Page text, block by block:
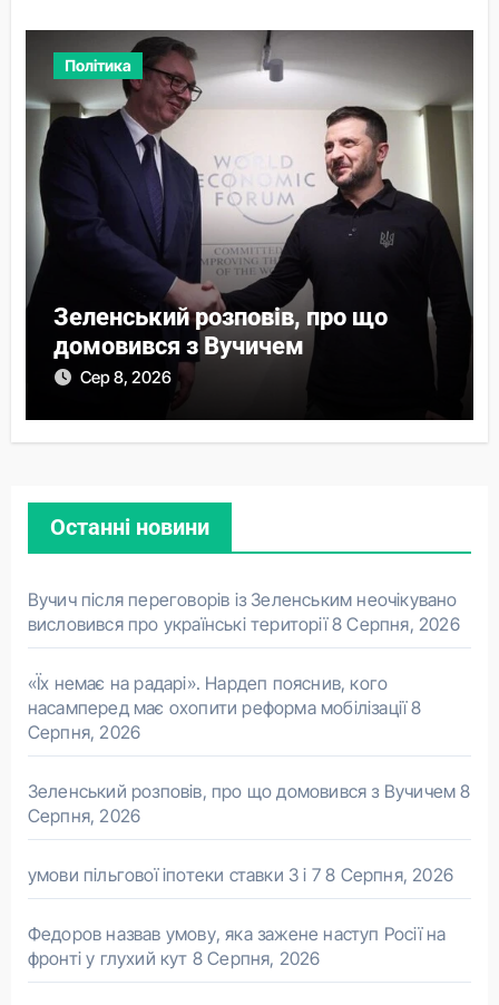
Політика
Зеленський розповів, про що
домовився з Вучичем
Сер 8, 2026
Останні новини
Вучич після переговорів із Зеленським неочікувано
висловився про українські території 8 Серпня, 2026
«Їх немає на радарі». Нардеп пояснив, кого
насамперед має охопити реформа мобілізації 8
Серпня, 2026
Зеленський розповів, про що домовився з Вучичем 8
Серпня, 2026
умови пільгової іпотеки ставки 3 і 7 8 Серпня, 2026
Федоров назвав умову, яка зажене наступ Росії на
фронті у глухий кут 8 Серпня, 2026